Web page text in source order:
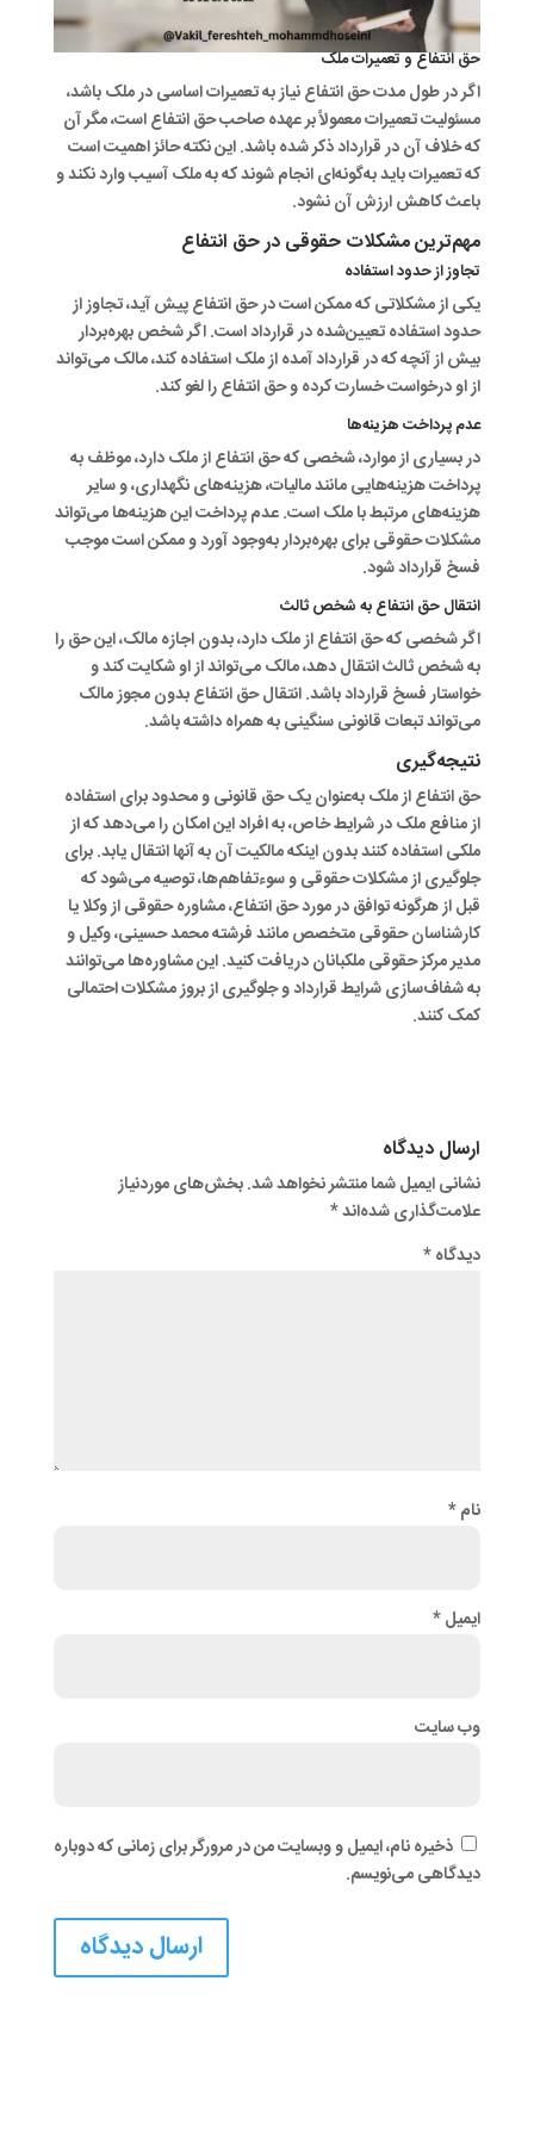
حق انتفاع و تعمیرات ملک
اگر در طول مدت حق انتفاع نیاز به تعمیرات اساسی در ملک باشد،
مسئولیت تعمیرات معمولاً بر عهده صاحب حق انتفاع است، مگر آن
که خلاف آن در قرارداد ذکر شده باشد. این نکته حائز اهمیت است
که تعمیرات باید به‌گونه‌ای انجام شوند که به ملک آسیب وارد نکند و
باعث کاهش ارزش آن نشود.
مهم‌ترین مشکلات حقوقی در حق انتفاع
تجاوز از حدود استفاده
یکی از مشکلاتی که ممکن است در حق انتفاع پیش آید، تجاوز از
حدود استفاده تعیین‌شده در قرارداد است. اگر شخص بهره‌بردار
بیش از آنچه که در قرارداد آمده از ملک استفاده کند، مالک می‌تواند
از او درخواست خسارت کرده و حق انتفاع را لغو کند.
عدم پرداخت هزینه‌ها
در بسیاری از موارد، شخصی که حق انتفاع از ملک دارد، موظف به
پرداخت هزینه‌هایی مانند مالیات، هزینه‌های نگهداری، و سایر
هزینه‌های مرتبط با ملک است. عدم پرداخت این هزینه‌ها می‌تواند
مشکلات حقوقی برای بهره‌بردار به‌وجود آورد و ممکن است موجب
فسخ قرارداد شود.
انتقال حق انتفاع به شخص ثالث
اگر شخصی که حق انتفاع از ملک دارد، بدون اجازه مالک، این حق را
به شخص ثالث انتقال دهد، مالک می‌تواند از او شکایت کند و
خواستار فسخ قرارداد باشد. انتقال حق انتفاع بدون مجوز مالک
می‌تواند تبعات قانونی سنگینی به همراه داشته باشد.
نتیجه‌گیری
حق انتفاع از ملک به‌عنوان یک حق قانونی و محدود برای استفاده
از منافع ملک در شرایط خاص، به افراد این امکان را می‌دهد که از
ملکی استفاده کنند بدون اینکه مالکیت آن به آنها انتقال یابد. برای
جلوگیری از مشکلات حقوقی و سوء‌تفاهم‌ها، توصیه می‌شود که
قبل از هرگونه توافق در مورد حق انتفاع، مشاوره حقوقی از وکلا یا
کارشناسان حقوقی متخصص مانندفرشته محمد حسینی، وکیل و
مدیر مرکز حقوقیملکباناندریافت کنید. این مشاوره‌ها می‌توانند
به شفاف‌سازی شرایط قرارداد و جلوگیری از بروز مشکلات احتمالی
کمک کنند.
ارسال دیدگاه
نشانی ایمیل شما منتشر نخواهد شد.بخش‌های موردنیاز
علامت‌گذاری شده‌اند*
دیدگاه*
نام*
ایمیل*
وب‌ سایت
ذخیره نام، ایمیل و وبسایت من در مرورگر برای زمانی که دوباره
دیدگاهی می‌نویسم.